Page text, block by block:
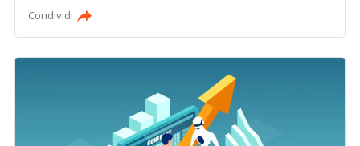
Condividi